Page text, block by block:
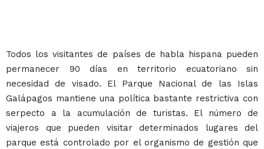
Todos los visitantes de países de habla hispana pueden
permanecer 90 días en territorio ecuatoriano sin
necesidad de visado. El Parque Nacional de las Islas
Galápagos mantiene una política bastante restrictiva con
serpecto a la acumulación de turistas. El número de
viajeros que pueden visitar determinados lugares del
parque está controlado por el organismo de gestión que